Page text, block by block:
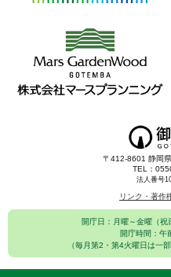
〒412-8601 静岡
TEL：
法人番号
リンク・著作
開庁日：月曜～金曜（祝
開庁時間：午
（毎月第2・第4火曜日は一